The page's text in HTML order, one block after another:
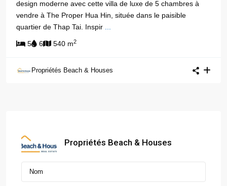
design moderne avec cette villa de luxe de 5 chambres à
vendre à The Proper Hua Hin, située dans le paisible
quartier de Thap Tai. Inspir
5 6 540 m2
Propriétés Beach & Houses
Propriétés Beach & Houses